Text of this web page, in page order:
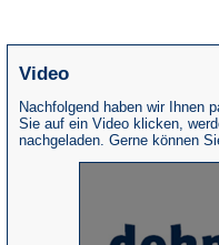
Video
Nachfolgend haben wir Ihnen
Sie auf ein Video klicken,
nachgeladen. Gerne können